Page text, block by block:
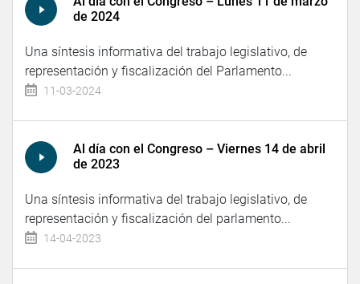
de 2024
Una síntesis informativa del trabajo legislativo, de
representación y fiscalización del Parlamento...
11-03-2024
Al día con el Congreso – Viernes 14 de abril
de 2023
Una síntesis informativa del trabajo legislativo, de
representación y fiscalización del parlamento...
14-04-2023